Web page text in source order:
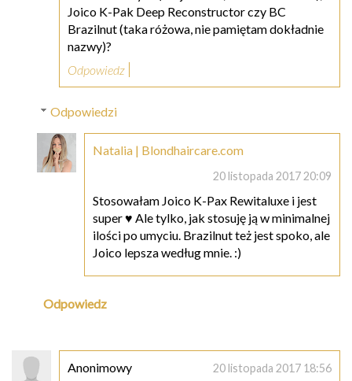
Joico K-Pak Deep Reconstructor czy BC
Brazilnut (taka różowa, nie pamiętam dokładnie
nazwy)?
Odpowiedz
Odpowiedzi
Natalia | Blondhaircare.com
20 listopada 2017 20:09
Stosowałam Joico K-Pax Rewitaluxe i jest
super ♥ Ale tylko, jak stosuję ją w minimalnej
ilości po umyciu. Brazilnut też jest spoko, ale
Joico lepsza według mnie. :)
Odpowiedz
Anonimowy 20 listopada 2017 18:56